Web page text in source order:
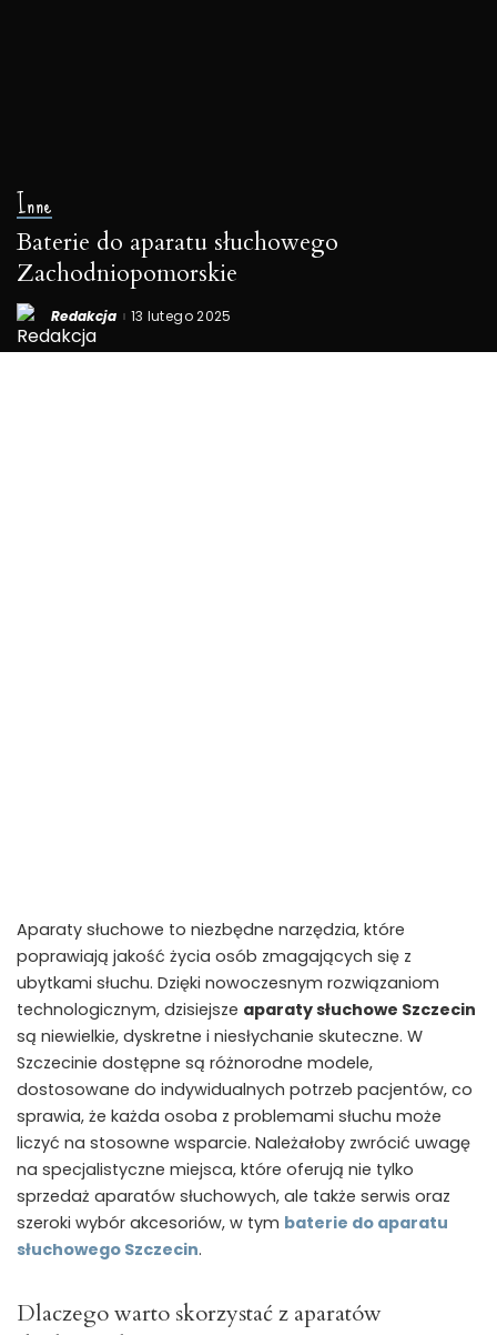
Inne
Baterie do aparatu słuchowego
Zachodniopomorskie
Posted
by
Redakcja 13 lutego 2025
Aparaty słuchowe to niezbędne narzędzia, które
poprawiają jakość życia osób zmagających się z
ubytkami słuchu. Dzięki nowoczesnym rozwiązaniom
technologicznym, dzisiejsze aparaty słuchowe Szczecin
są niewielkie, dyskretne i niesłychanie skuteczne. W
Szczecinie dostępne są różnorodne modele,
dostosowane do indywidualnych potrzeb pacjentów, co
sprawia, że każda osoba z problemami słuchu może
liczyć na stosowne wsparcie. Należałoby zwrócić uwagę
na specjalistyczne miejsca, które oferują nie tylko
sprzedaż aparatów słuchowych, ale także serwis oraz
szeroki wybór akcesoriów, w tym baterie do aparatu
słuchowego Szczecin.
Dlaczego warto skorzystać z aparatów